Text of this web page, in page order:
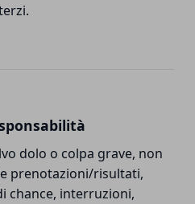
dolo o colpa grave, non
prenotazioni/risultati,
chance, interruzioni,